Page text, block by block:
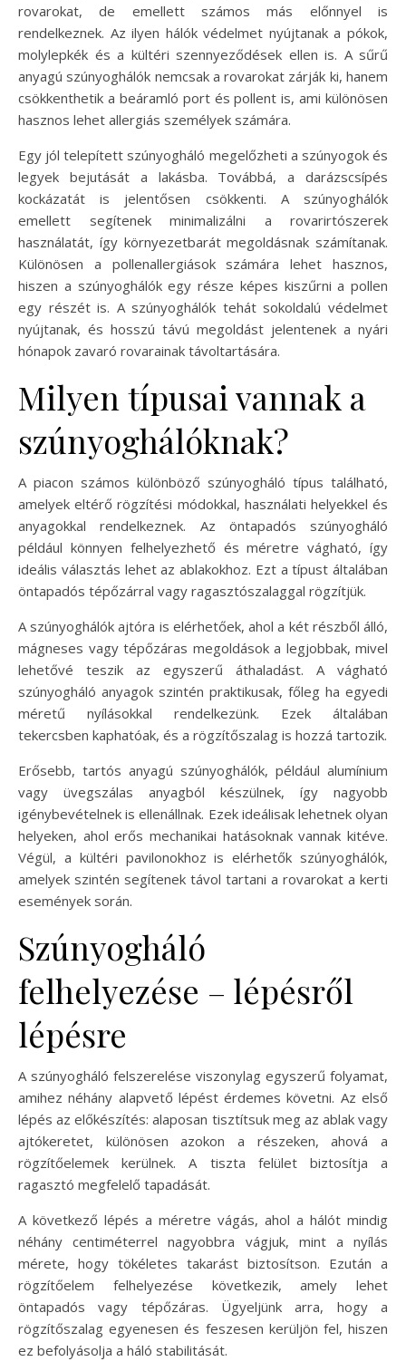
rovarokat, de emellett számos más előnnyel is
rendelkeznek. Az ilyen hálók védelmet nyújtanak a pókok,
molylepkék és a kültéri szennyeződések ellen is. A sűrű
anyagú szúnyoghálók nemcsak a rovarokat zárják ki, hanem
csökkenthetik a beáramló port és pollent is, ami különösen
hasznos lehet allergiás személyek számára.
Egy jól telepített szúnyogháló megelőzheti a szúnyogok és
legyek bejutását a lakásba. Továbbá, a darázscsípés
kockázatát is jelentősen csökkenti. A szúnyoghálók
emellett segítenek minimalizálni a rovarirtószerek
használatát, így környezetbarát megoldásnak számítanak.
Különösen a pollenallergiások számára lehet hasznos,
hiszen a szúnyoghálók egy része képes kiszűrni a pollen
egy részét is. A szúnyoghálók tehát sokoldalú védelmet
nyújtanak, és hosszú távú megoldást jelentenek a nyári
hónapok zavaró rovarainak távoltartására.
Milyen típusai vannak a
szúnyoghálóknak?
A piacon számos különböző szúnyogháló típus található,
amelyek eltérő rögzítési módokkal, használati helyekkel és
anyagokkal rendelkeznek. Az öntapadós szúnyogháló
például könnyen felhelyezhető és méretre vágható, így
ideális választás lehet az ablakokhoz. Ezt a típust általában
öntapadós tépőzárral vagy ragasztószalaggal rögzítjük.
A szúnyoghálók ajtóra is elérhetőek, ahol a két részből álló,
mágneses vagy tépőzáras megoldások a legjobbak, mivel
lehetővé teszik az egyszerű áthaladást. A vágható
szúnyogháló anyagok szintén praktikusak, főleg ha egyedi
méretű nyílásokkal rendelkezünk. Ezek általában
tekercsben kaphatóak, és a rögzítőszalag is hozzá tartozik.
Erősebb, tartós anyagú szúnyoghálók, például alumínium
vagy üvegszálas anyagból készülnek, így nagyobb
igénybevételnek is ellenállnak. Ezek ideálisak lehetnek olyan
helyeken, ahol erős mechanikai hatásoknak vannak kitéve.
Végül, a kültéri pavilonokhoz is elérhetők szúnyoghálók,
amelyek szintén segítenek távol tartani a rovarokat a kerti
események során.
Szúnyogháló
felhelyezése – lépésről
lépésre
A szúnyogháló felszerelése viszonylag egyszerű folyamat,
amihez néhány alapvető lépést érdemes követni. Az első
lépés az előkészítés: alaposan tisztítsuk meg az ablak vagy
ajtókeretet, különösen azokon a részeken, ahová a
rögzítőelemek kerülnek. A tiszta felület biztosítja a
ragasztó megfelelő tapadását.
A következő lépés a méretre vágás, ahol a hálót mindig
néhány centiméterrel nagyobbra vágjuk, mint a nyílás
mérete, hogy tökéletes takarást biztosítson. Ezután a
rögzítőelem felhelyezése következik, amely lehet
öntapadós vagy tépőzáras. Ügyeljünk arra, hogy a
rögzítőszalag egyenesen és feszesen kerüljön fel, hiszen
ez befolyásolja a háló stabilitását.